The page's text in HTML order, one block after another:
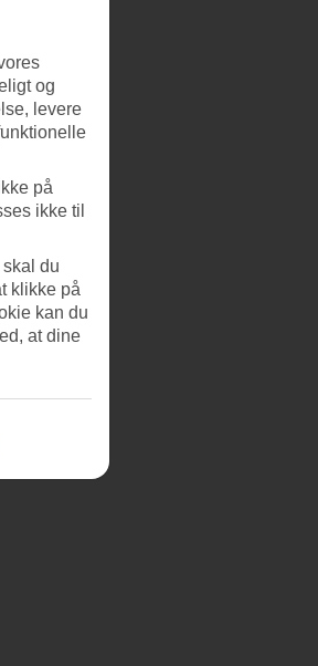
og
levere
på
ikke til
du
klikke på
kan du
at dine